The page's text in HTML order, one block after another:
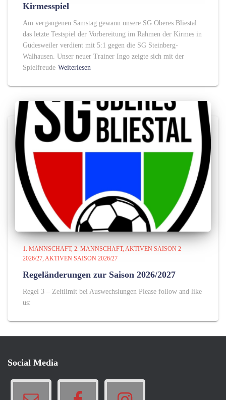
Kirmesspiel
Am vergangenen Samstag gewann unsere SG Oberes Bliestal
das letzte Testspiel der Vorbereitung im Rahmen der Kirmes in
Güdesweiler verdient mit 5:1 gegen die SG Steinberg-
Walhausen. Unser neuer Trainer Ingo zeigte sich mit der
Spielfreude Weiterlesen
1. MANNSCHAFT 2. MANNSCHAFT AKTIVEN SAISON 2
2026/27 AKTIVEN SAISON 2026/27
Regeländerungen zur Saison 2026/2027
Regel 3 – Zeitlimit bei Auswechslungen Please follow and like
us:
Social Media